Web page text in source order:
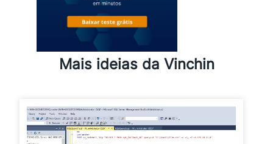
Mais ideias da Vinchin